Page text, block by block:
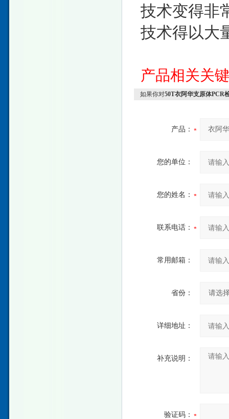
技术变得非
技术得以大
产品相关关
如果你对50T衣阿华支原体PCR
产品：
您的单位：
您的姓名：
联系电话：
常用邮箱：
省份：
详细地址：
补充说明：
验证码：